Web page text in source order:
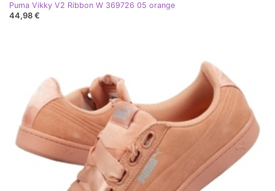
Puma Vikky V2 Ribbon W 369726 05 orange
44,98 €